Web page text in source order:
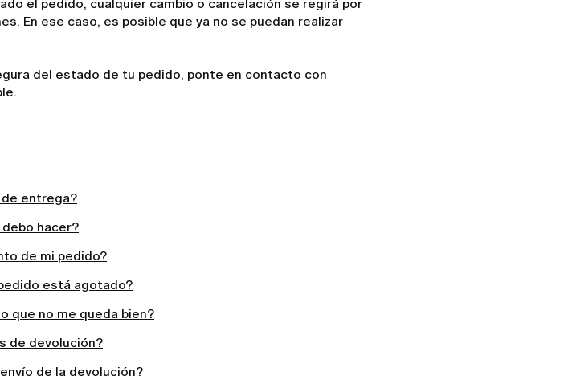
el pedido, cualquier cambio o cancelación se regirá por
En ese caso, es posible que ya no se puedan realizar
del estado de tu pedido, ponte en contacto con
de entrega?
hacer?
de mi pedido?
está agotado?
que no me queda bien?
de devolución?
de la devolución?